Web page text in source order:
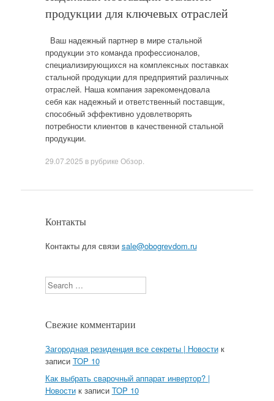
продукции для ключевых отраслей
Ваш надежный партнер в мире стальной
продукции это команда профессионалов,
специализирующихся на комплексных поставках
стальной продукции для предприятий различных
отраслей. Наша компания зарекомендовала
себя как надежный и ответственный поставщик,
способный эффективно удовлетворять
потребности клиентов в качественной стальной
продукции.
29.07.2025 в рубрике Обзор
Контакты
Контакты для связи sale@obogrevdom.ru
Search
Свежие комментарии
Загородная резиденция все секреты | Новостик
записи TOP 10
Как выбрать сварочный аппарат инвертор? |
Новостик записи TOP 10